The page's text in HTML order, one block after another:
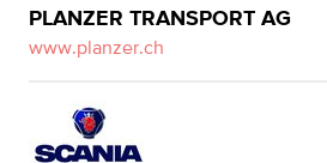
PLANZER TRANSPORT AG
www.planzer.ch